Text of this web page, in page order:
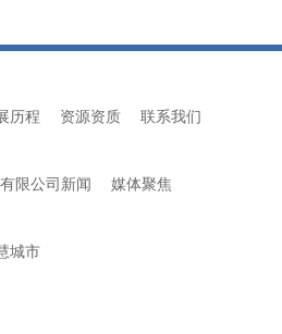
历程 资源资质 联系我们
限公司新闻 媒体聚焦
城市